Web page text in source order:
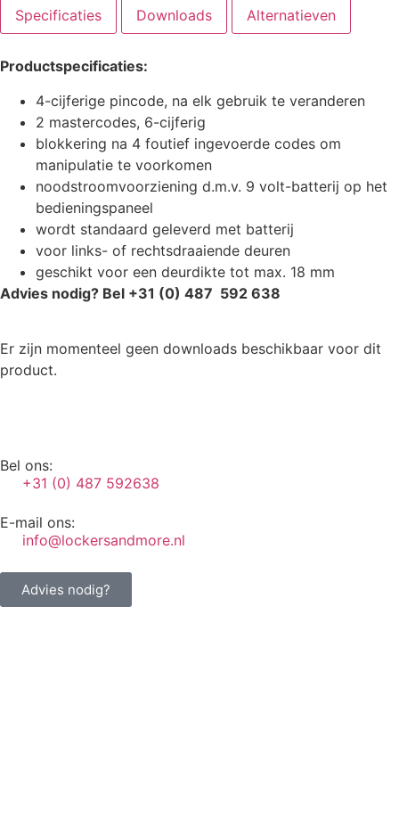
Specificaties Downloads Alternatieven
Productspecificaties:
4-cijferige pincode, na elk gebruik te veranderen
2 mastercodes, 6-cijferig
blokkering na 4 foutief ingevoerde codes om
manipulatie te voorkomen
noodstroomvoorziening d.m.v. 9 volt-batterij op het
bedieningspaneel
wordt standaard geleverd met batterij
voor links- of rechtsdraaiende deuren
geschikt voor een deurdikte tot max. 18 mm
Advies nodig? Bel +31 (0) 487 592 638
Er zijn momenteel geen downloads beschikbaar voor dit
product.
Bel ons:
+31 (0) 487 592638
E-mail ons:
info@lockersandmore.nl
Advies nodig?